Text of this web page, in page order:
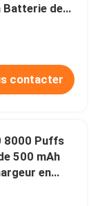
Batterie de
contacter
8000 Puffs
500 mAh
en